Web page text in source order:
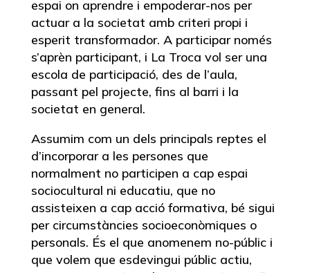
espai on aprendre i empoderar-nos per
actuar a la societat amb criteri propi i
esperit transformador. A participar només
s’aprèn participant, i La Troca vol ser una
escola de participació, des de l’aula,
passant pel projecte, fins al barri i la
societat en general.
Assumim com un dels principals reptes el
d’incorporar a les persones que
normalment no participen a cap espai
sociocultural ni educatiu, que no
assisteixen a cap acció formativa, bé sigui
per circumstàncies socioeconòmiques o
personals. És el que anomenem no-públic i
que volem que esdevingui públic actiu,